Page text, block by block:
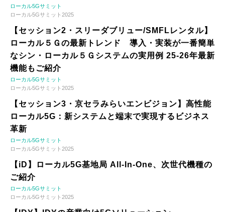
ローカル5Gサミット
ローカル5Gサミット2025
【セッション2・スリーダブリュー/SMFLレンタル】
ローカル５Ｇの最新トレンド 導入・実装が一番簡単
なシン・ローカル５Ｇシステムの実用例 25-26年最新
機能もご紹介
ローカル5Gサミット
ローカル5Gサミット2025
【セッション3・京セラみらいエンビジョン】高性能
ローカル5G：新システムと端末で実現するビジネス
革新
ローカル5Gサミット
ローカル5Gサミット2025
【iD】ローカル5G基地局 All-In-One、次世代機種の
ご紹介
ローカル5Gサミット
ローカル5Gサミット2025